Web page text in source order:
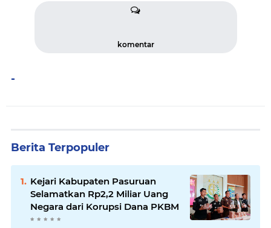
komentar
-
Berita Terpopuler
Kejari Kabupaten Pasuruan
Selamatkan Rp2,2 Miliar Uang
Negara dari Korupsi Dana PKBM